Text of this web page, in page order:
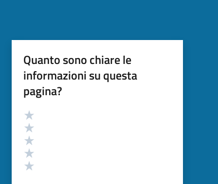
Quanto sono chiare le
informazioni su questa
pagina?
Valutazione